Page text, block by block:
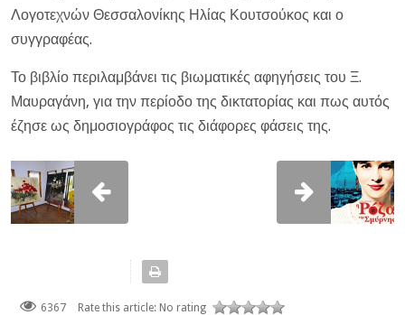
Λογοτεχνών Θεσσαλονίκης Ηλίας Κουτσούκος και ο
συγγραφέας.
Το βιβλίο περιλαμβάνει τις βιωματικές αφηγήσεις του Ξ.
Μαυραγάνη, για την περίοδο της δικτατορίας και πως αυτός
έζησε ως δημοσιογράφος τις διάφορες φάσεις της.
6367 Rate this article: No rating